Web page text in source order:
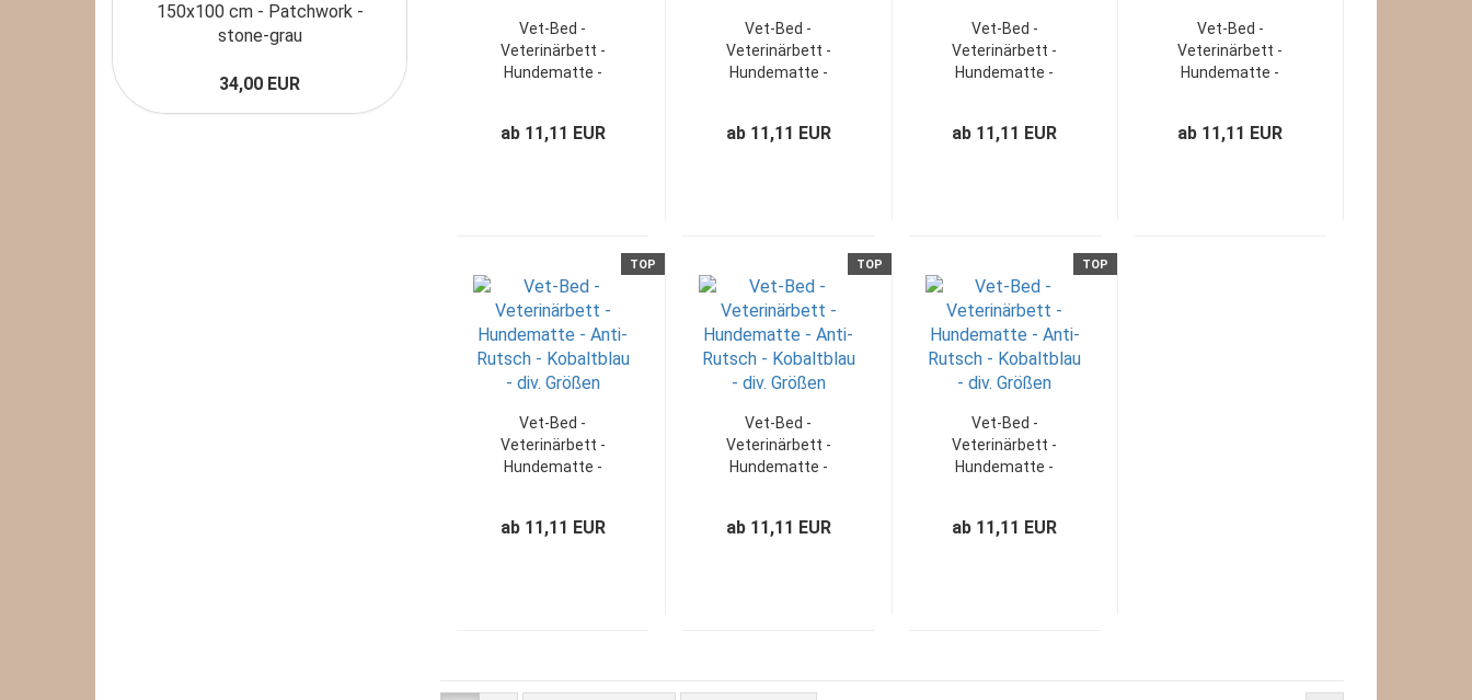
Vet-Bed -
Veterinärbett -
Hundematte -
Größen
ab 11,11 EUR
Vet-Bed -
Veterinärbett -
Hundematte -
div. Größen
ab 11,11 EUR
Vet-Bed -
Veterinärbett -
Hundematte -
Größen
ab 11,11 EUR
Vet-Bed -
Veterinärbett -
Hundematte -
Größen
ab 11,11 EUR
TOP
Vet-Bed -
Veterinärbett -
Hundematte -
- div. Größen
ab 11,11 EUR
TOP
Vet-Bed -
Veterinärbett -
Hundematte -
div. Größen
ab 11,11 EUR
TOP
Vet-Bed -
Veterinärbett -
Hundematte -
div. Größen
ab 11,11 EUR
150x100 cm - Patchwork -
stone-grau
34,00 EUR